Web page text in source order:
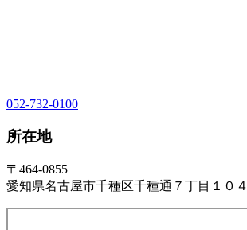
052-732-0100
所在地
〒464-0855
愛知県名古屋市千種区千種通７丁目１０４